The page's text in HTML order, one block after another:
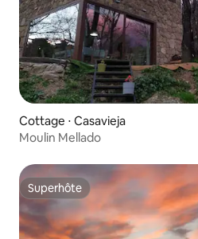
Cottage ⋅ Casavieja
Moulin Mellado
Superhôte
Superhôte